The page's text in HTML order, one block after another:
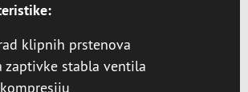
klipnih prstenova
zaptivke stabla ventila